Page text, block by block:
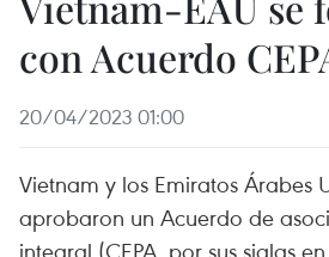
con Acuerdo
20/04/2023 01:00
Vietnam y los Emiratos Árabes
aprobaron un Acuerdo de
integral (CEPA, por sus siglas